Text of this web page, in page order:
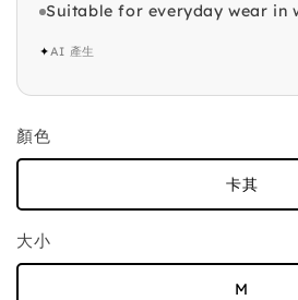
Suitable for everyday wear in
✦AI 產生
顏色
卡其
大小
M